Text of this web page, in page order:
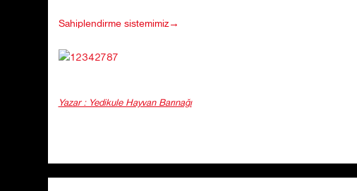
Sahiplendirme sistemimiz→
Yazar : Yedikule Hayvan Barınağı